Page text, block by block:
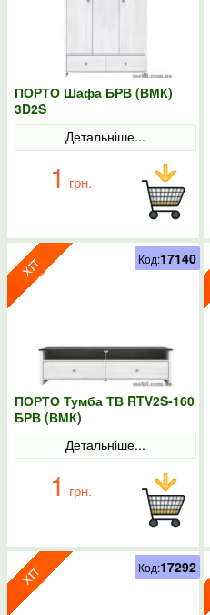
ПОРТО Шафа БРВ (ВМК)
3D2S
Детальніше...
1 грн.
ПОРТО Тумба ТВ RTV2S-160
БРВ (ВМК)
Детальніше...
1 грн.
Код:17140
Код:17292